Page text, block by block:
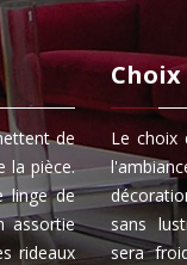
de
la pièce.
linge de
assortie
rideaux
Choix
Le choix
sans
sera